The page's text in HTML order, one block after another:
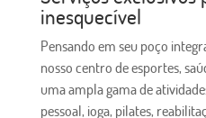
inesquecível
Pensando em seu poço
nosso centro de esportes,
uma ampla gama de
pessoal, ioga, pilates,